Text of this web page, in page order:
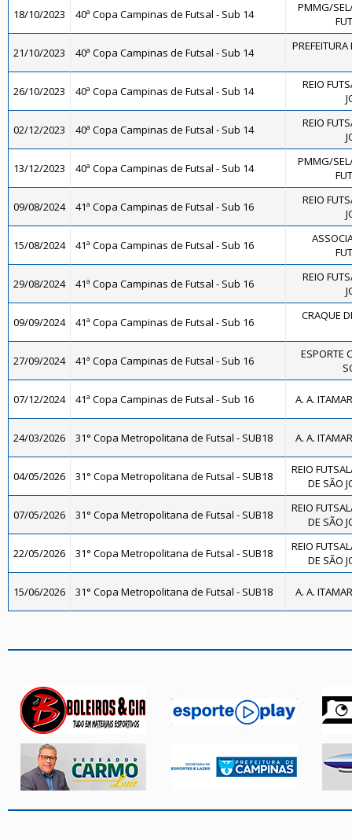
18/10/2023 40ª Copa Campinas de Futsal - Sub 14
PMMG/
21/10/2023 40ª Copa Campinas de Futsal - Sub 14
26/10/2023 40ª Copa Campinas de Futsal - Sub 14
REIO
02/12/2023 40ª Copa Campinas de Futsal - Sub 14
REIO
13/12/2023 40ª Copa Campinas de Futsal - Sub 14
PMMG/
09/08/2024 41ª Copa Campinas de Futsal - Sub 16
REIO
15/08/2024 41ª Copa Campinas de Futsal - Sub 16
29/08/2024 41ª Copa Campinas de Futsal - Sub 16
REIO
09/09/2024 41ª Copa Campinas de Futsal - Sub 16 CRAQUE
27/09/2024 41ª Copa Campinas de Futsal - Sub 16
ESPORTE
07/12/2024 41ª Copa Campinas de Futsal - Sub 16 A. A.
24/03/2026 31° Copa Metropolitana de Futsal - SUB18 A. A.
04/05/2026 31° Copa Metropolitana de Futsal - SUB18
REIO
DE SÃO
07/05/2026 31° Copa Metropolitana de Futsal - SUB18
REIO
DE SÃO
22/05/2026 31° Copa Metropolitana de Futsal - SUB18
REIO
DE SÃO
15/06/2026 31° Copa Metropolitana de Futsal - SUB18 A. A.